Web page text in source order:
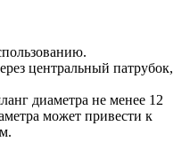
центральный патрубок,
диаметра не менее 12
может привести к